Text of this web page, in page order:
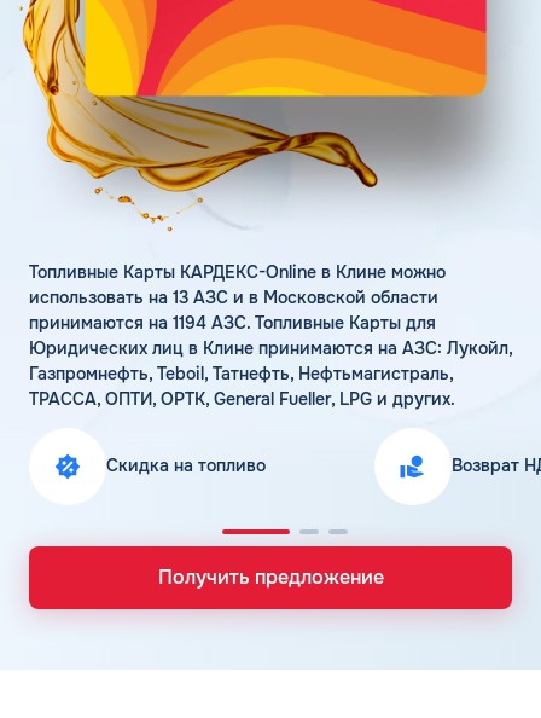
Статьи
Цена бензина и ДТ
Личный кабинет
Карта АЗС
Получить консультацию
Топливные Карты КАРДЕКС-Online в Клине можно
использовать на 13 АЗС и в Московской области
принимаются на 1194 АЗС. Топливные Карты для
Юридических лиц в Клине принимаются на АЗС: Лукойл,
Газпромнефть, Teboil, Татнефть, Нефтьмагистраль,
ТРАССА, ОПТИ, ОРТК, General Fueller, LPG и других.
Скидка на топливо Возврат
Получить предложение